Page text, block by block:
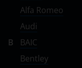
Alfa Romeo
Audi
B
BAIC
Bentley